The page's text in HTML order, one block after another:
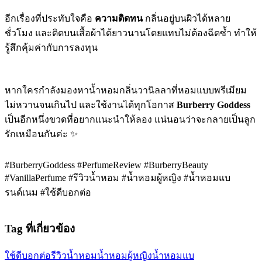
อีกเรื่องที่ประทับใจคือ ความติดทนกลิ่นอยู่บนผิวได้หลาย
ชั่วโมง และติดบนเสื้อผ้าได้ยาวนานโดยแทบไม่ต้องฉีดซ้ำ ทำให้
รู้สึกคุ้มค่ากับการลงทุน
หากใครกำลังมองหาน้ำหอมกลิ่นวานิลลาที่หอมแบบพรีเมียม
ไม่หวานจนเกินไป และใช้งานได้ทุกโอกาส Burberry Goddess
เป็นอีกหนึ่งขวดที่อยากแนะนำให้ลอง แน่นอนว่าจะกลายเป็นลูก
รักเหมือนกันค่ะ ✨
#BurberryGoddess #PerfumeReview #BurberryBeauty
#VanillaPerfume #รีวิวน้ำหอม #น้ำหอมผู้หญิง #น้ำหอมแบ
รนด์เนม #ใช้ดีบอกต่อ
Tag ที่เกี่ยวข้อง
ใช้ดีบอกต่อรีวิวน้ำหอมน้ำหอมผู้หญิงน้ำหอมแบ